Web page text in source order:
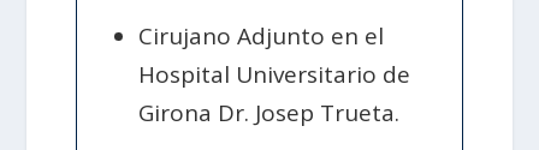
Cirujano Adjunto en el
Hospital Universitario de
Girona Dr. Josep Trueta.